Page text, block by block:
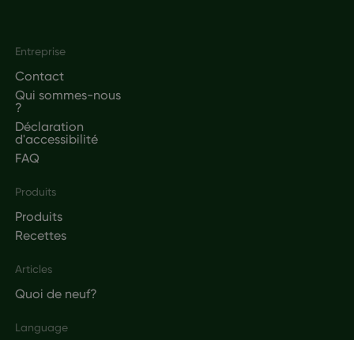
Footer
Entreprise
Contact
Qui sommes-nous
?
Déclaration
d'accessibilité
FAQ
Produits
Produits
Recettes
Articles
Quoi de neuf?
Language